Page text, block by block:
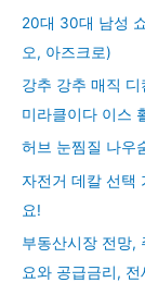
20대 30대 남성
오, 아즈크로)
강추 강추 매직
미라클이다 이스
허브 눈찜질 나우
자전거 데칼 선택
요!
부동산시장 전망,
요와 공급금리, 전